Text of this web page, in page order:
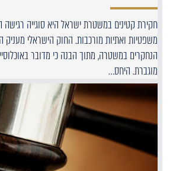
חקירת קטינים במשטרת ישראל היא סוגייה
משפטיות ואתיות מורכבות. החוק הישראלי מעניק
הנחקרים במשטרה, מתוך הבנה כי מדובר
מוגברת. היחס…